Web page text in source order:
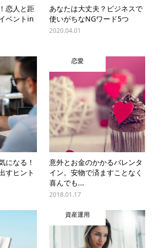
恋人と距
ベントin
あなたは大丈夫？ビジネスで
使いがちなNGワード5つ
2020.04.01
になる！
すヒント
恋愛
意外とお金のかかるバレンタ
イン。安物で済ますことなく
喜んでも...
2018.01.17
資産運用